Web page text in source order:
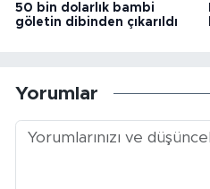
50 bin dolarlık bambi
göletin dibinden çıkarıldı
Yorumlar